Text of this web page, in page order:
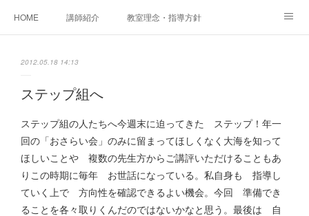
HOME 講師紹介 教室理念・指導方針
ご相談・体験レッスンお申し込み
アクセス 演奏スケジュール
2012.05.18 14:13
ステップ組へ
ステップ組の人たちへ今週末に迫ってきた ステップ！年一
回の「おさらい会」のみに留まってほしくなく大海を知って
ほしいことや 複数の先生方からご講評いただけることもあ
りこの時期に毎年 お世話になっている。私自身も 指導し
ていく上で 方向性を確認できるよい機会。今回 準備でき
ることを各々取りくんだのではないかなと思う。最後は 自